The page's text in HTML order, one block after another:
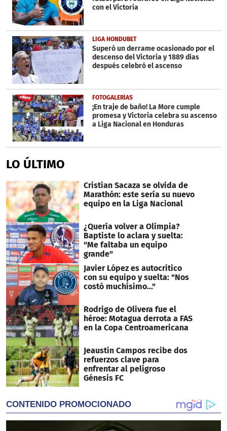
con el Victoria
LIGA HONDUBET
Superó un derrame ocasionado por el
descenso del Victoria y 1889 días
después celebró el ascenso
FOTOGALERÍAS
¡En traje de baño! La More cumple
promesa y Victoria celebra su ascenso
a Liga Nacional en Honduras
LO ÚLTIMO
Cristian Sacaza se olvida de
Marathón: este sería su nuevo
equipo en la Liga Nacional
¿Quería volver a Olimpia?
Baptiste lo aclara y suelta:
"Me faltaba un equipo
grande"
Javier López es autocrítico
con su equipo y suelta: "Nos
costó muchísimo..."
Rodrigo de Olivera fue el
héroe: Motagua derrota a FAS
en la Copa Centroamericana
Jeaustin Campos recibe dos
refuerzos clave para
enfrentar al peligroso
Génesis FC